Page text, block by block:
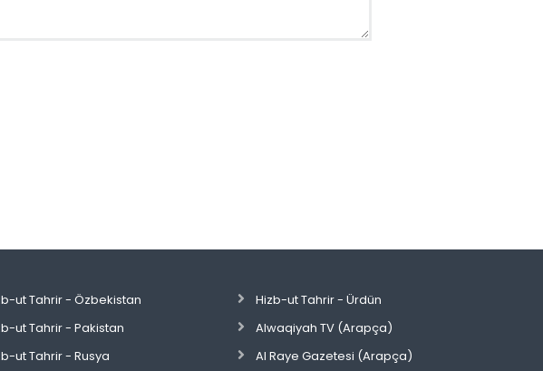
ut Tahrir - Özbekistan
ut Tahrir - Pakistan
ut Tahrir - Rusya
Hizb-ut Tahrir - Ürdün
Alwaqiyah TV (Arapça)
Al Raye Gazetesi (Arapça)